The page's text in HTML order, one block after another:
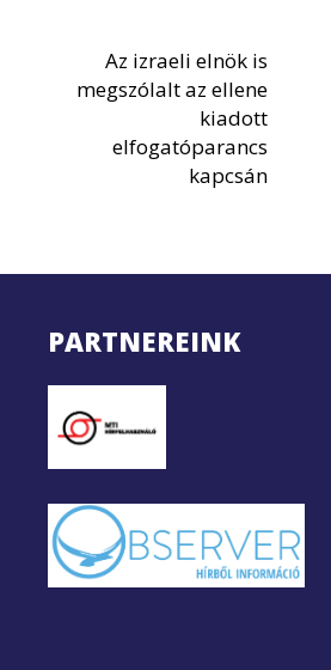
Az izraeli elnök is
megszólalt az ellene
kiadott
elfogatóparancs
kapcsán
PARTNEREINK